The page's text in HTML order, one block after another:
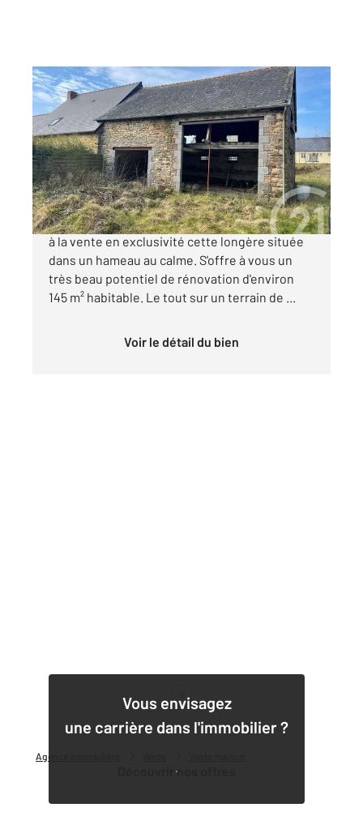
Agence immobilière
JAVENE 35
146 m
, 2 pièces
Ref : 5171
Maison à vendre
92 100 €
JAVENÉ - Century 21 Gambetta vous présente
à la vente en exclusivité cette longère située
dans un hameau au calme. S'offre à vous un
très beau potentiel de rénovation d'environ
145 m² habitable. Le tout sur un terrain de ...
Voir le détail du bien
Vous envisagez
une carrière dans l'immobilier ?
Découvrir nos offres
1